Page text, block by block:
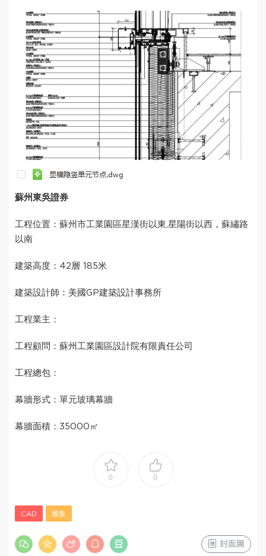
蘇州東吳證券
工程位置：蘇州市工業園區星漢街以東,星陽街以西，蘇繡路
以南
建築高度：42層 185米
建築設計師：美國GP建築設計事務所
工程業主：
工程顧問：蘇州工業園區設計院有限責任公司
工程總包：
幕牆形式：單元玻璃幕牆
幕牆面積：35000㎡
0 0
CAD 圖集
封面圖